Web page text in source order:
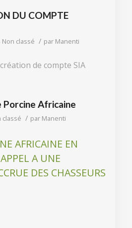
DU COMPTE
Non classé / par Manenti
de compte SIA
Porcine Africaine
classé / par Manenti
AFRICAINE EN
A UNE
DES CHASSEURS